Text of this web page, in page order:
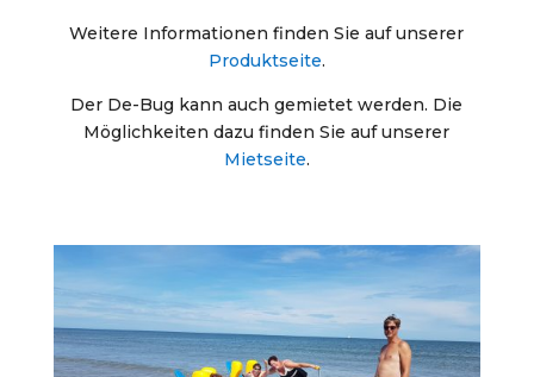
Weitere Informationen finden Sie auf unserer
Produktseite.
Der De-Bug kann auch gemietet werden. Die
Möglichkeiten dazu finden Sie auf unserer
Mietseite.